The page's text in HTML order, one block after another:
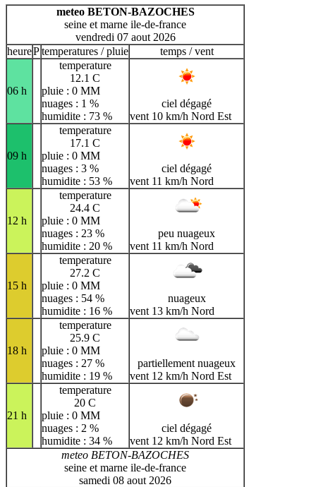
meteo BETON-BAZOCHES
seine et marne ile-de-france
vendredi 07 aout 2026
heurePtemperatures / pluie temps / vent
06 h
temperature
12.1 C
pluie : 0 MM
nuages : 1 %
humidite : 73 %
ciel dégagé
vent 10 km/h Nord Est
09 h
temperature
17.1 C
pluie : 0 MM
nuages : 3 %
humidite : 53 %
ciel dégagé
vent 11 km/h Nord
12 h
temperature
24.4 C
pluie : 0 MM
nuages : 23 %
humidite : 20 %
peu nuageux
vent 11 km/h Nord
15 h
temperature
27.2 C
pluie : 0 MM
nuages : 54 %
humidite : 16 %
nuageux
vent 13 km/h Nord
18 h
temperature
25.9 C
pluie : 0 MM
nuages : 27 %
humidite : 19 %
partiellement nuageux
vent 12 km/h Nord Est
21 h
temperature
20 C
pluie : 0 MM
nuages : 2 %
humidite : 34 %
ciel dégagé
vent 12 km/h Nord Est
meteo BETON-BAZOCHES
seine et marne ile-de-france
samedi 08 aout 2026